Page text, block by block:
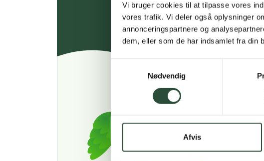
Vi bruger cookies til at tilpasse vores
vores trafik. Vi deler også oplysninger
annonceringspartnere og
dem, eller som de har indsamlet fra din
Nødvendig
Afvis